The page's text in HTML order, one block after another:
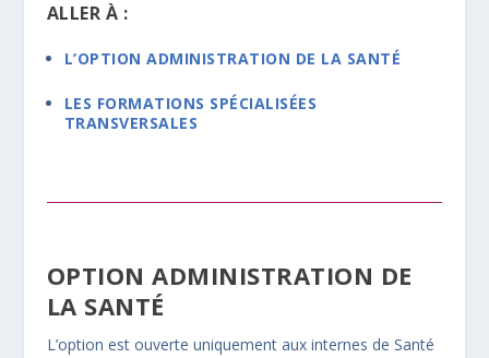
ALLER À :
L’OPTION ADMINISTRATION DE LA SANTÉ
LES FORMATIONS SPÉCIALISÉES
TRANSVERSALES
OPTION ADMINISTRATION DE
LA SANTÉ
L’option est ouverte uniquement aux internes de Santé